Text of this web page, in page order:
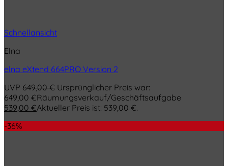
Schnellansicht
Elna
elna eXtend 664PRO Version 2
UVP 649,00€ Ursprünglicher Preis war:
649,00 €Räumungsverkauf/Geschäftsaufgabe
539,00 €Aktueller Preis ist: 539,00 €.
-36%